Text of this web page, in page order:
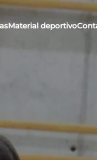
Material deportivo